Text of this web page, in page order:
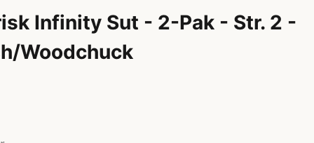
Infinity Sut - 2-Pak - Str. 2 -
Woodchuck